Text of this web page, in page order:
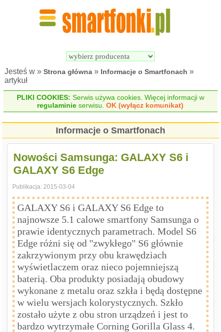
Jesteś w »Strona główna » Informacje o Smartfonach »
artykuł
PLIKI COOKIES: Serwis używa cookies. Więcej informacji w
regulaminie serwisu.OK (wyłącz komunikat)
Informacje o Smartfonach
Nowości Samsunga: GALAXY S6 i
GALAXY S6 Edge
Publikacja:2015-03-04
GALAXY S6 i GALAXY S6 Edge to
najnowsze 5.1 calowe smartfony Samsunga o
prawie identycznych parametrach. Model S6
Edge różni się od "zwykłego" S6 głównie
zakrzywionym przy obu krawędziach
wyświetlaczem oraz nieco pojemniejszą
baterią. Oba produkty posiadają obudowy
wykonane z metalu oraz szkła i będą dostępne
w wielu wersjach kolorystycznych. Szkło
zostało użyte z obu stron urządzeń i jest to
bardzo wytrzymałe Corning Gorilla Glass 4.